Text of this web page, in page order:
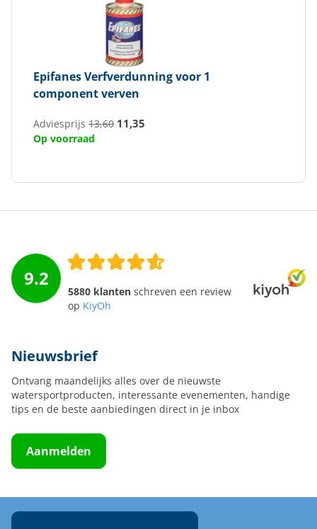
EpifanesVerfverdunning voor 1
component verven
Adviesprijs 13,60 11,35
Op voorraad
9.2
5880 klanten schreven een review
op KiyOh
Nieuwsbrief
Ontvang maandelijks alles over de nieuwste
watersportproducten, interessante evenementen, handige
tips en de beste aanbiedingen direct in je inbox
Aanmelden